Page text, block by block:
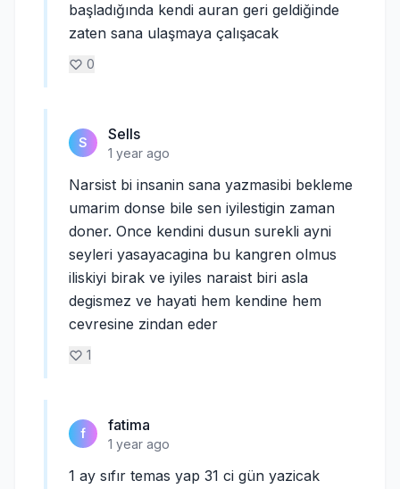
başladığında kendi auran geri geldiğinde
zaten sana ulaşmaya çalışacak
0
S Sells
1 year ago
Narsist bi insanin sana yazmasibi bekleme
umarim donse bile sen iyilestigin zaman
doner. Once kendini dusun surekli ayni
seyleri yasayacagina bu kangren olmus
iliskiyi birak ve iyiles naraist biri asla
degismez ve hayati hem kendine hem
cevresine zindan eder
1
f fatima
1 year ago
1 ay sıfır temas yap 31 ci gün yazicak